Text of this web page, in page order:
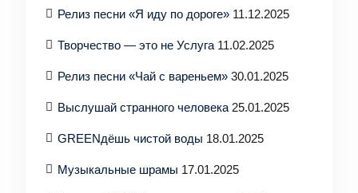
Релиз песни «Я иду по дороге» 11.12.2025
Творчество — это не Услуга 11.02.2025
Релиз песни «Чай с вареньем» 30.01.2025
Выслушай странного человека 25.01.2025
GREENдёшь чистой воды 18.01.2025
Музыкальные шрамы 17.01.2025